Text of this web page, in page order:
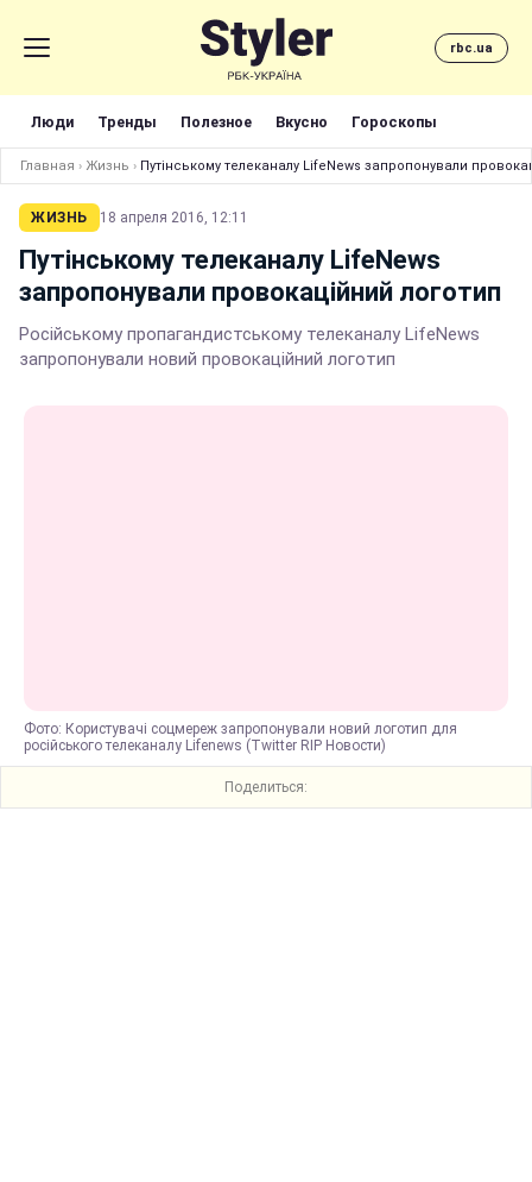
rbc.ua
Люди Тренды Полезное Вкусно Гороскопы
Главная › Жизнь › Путінському телеканалу LifeNews запропонували
ЖИЗНЬ 18 апреля 2016, 12:11
Путінському телеканалу LifeNews
запропонували провокаційний логотип
Російському пропагандистському телеканалу LifeNews
запропонували новий провокаційний логотип
Фото: Користувачі соцмереж запропонували новий логотип для
російського телеканалу Lifenews (Twitter RIP Новости)
Поделиться: